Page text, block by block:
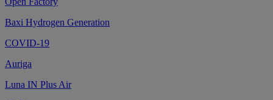
Baxi Hydrogen Generation
COVID-19
Auriga
Luna IN Plus Air